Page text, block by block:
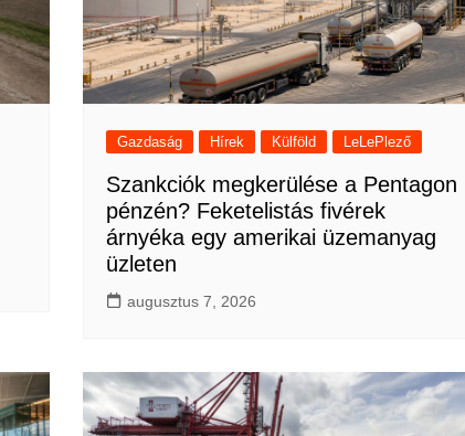
Gazdaság Hírek Külföld LeLePlező
Szankciók megkerülése a Pentagon
pénzén? Feketelistás fivérek
árnyéka egy amerikai üzemanyag
üzleten
augusztus 7, 2026